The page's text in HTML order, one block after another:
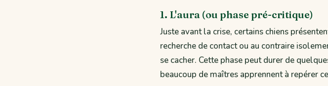
1. L'aura (ou phase pré-critique)
Juste avant la crise, certains chiens
recherche de contact ou au contraire
se cacher. Cette phase peut durer de
beaucoup de maîtres apprennent à repérer